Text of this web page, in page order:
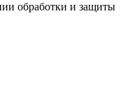
обработки и защиты